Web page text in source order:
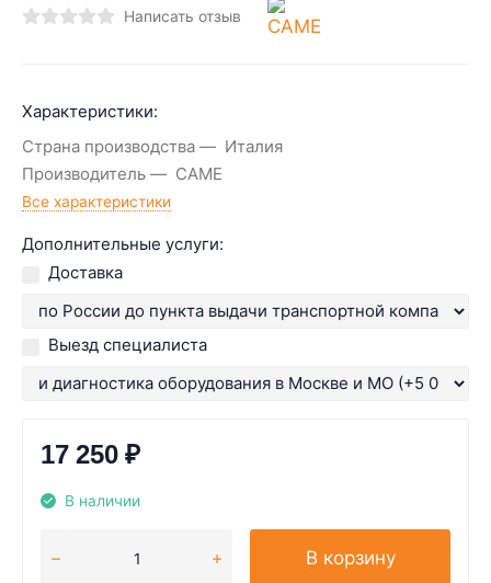
Написать отзыв
Характеристики:
Страна производства
Италия
Производитель
CAME
Все характеристики
Дополнительные услуги:
Доставка
Выезд специалиста
17 250₽
В наличии
В корзину